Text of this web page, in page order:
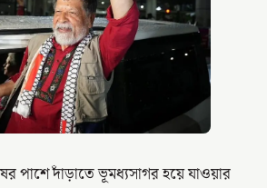
পাশে দাঁড়াতে ভূমধ্যসাগর হয়ে যাওয়ার